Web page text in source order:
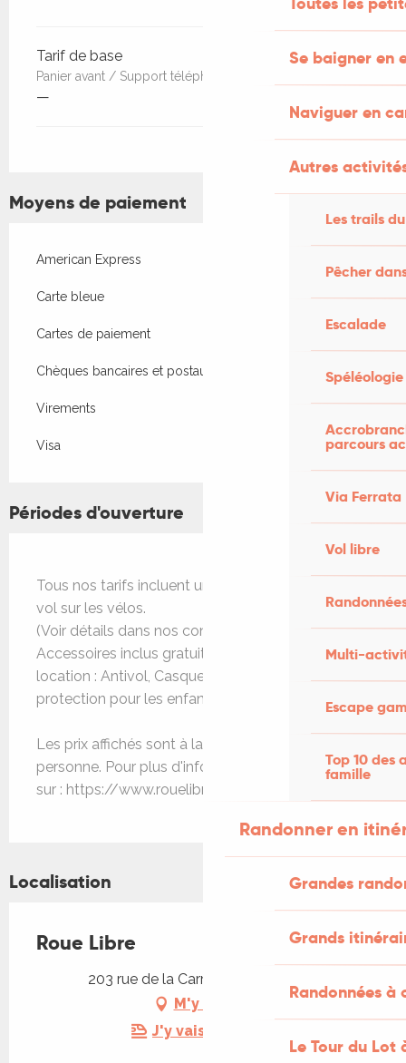
Se baigner en
Naviguer en
Autres
Les trails
Pêcher
Escalade
Spéléologie
parcours
Via Ferrata
Vol libre
Multi-
Escape
Top 10 des
famille
Randonner en
Grandes
Grands
Randonnées
Le Tour du Lot
Tarif de base
Panier avant / Support téléphone
—
Moyens de paiement
American Express
Carte bleue
Cartes de paiement
Chèques bancaires et postaux
Virements
Visa
Périodes d'ouverture
Tous nos tarifs incluent une assurance casse et
vol sur les vélos.
(Voir détails dans nos conditions générales)
Accessoires inclus gratuitement dans toute
location : Antivol, Casque, Pompe, Gilet et kit
protection pour les enfants
Les prix affichés sont à la journée pour une seule
personne. Pour plus d'informations, rendez vous
sur : https://www.rouelibre.love/tarifs
Localisation
Roue Libre
203 rue de la Carrière, 46140 Albas
M'y rendre
J'y vais en train !